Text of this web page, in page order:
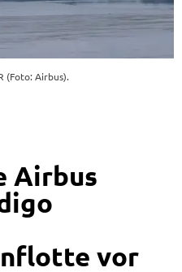
(Foto: Airbus).
Airbus
vor